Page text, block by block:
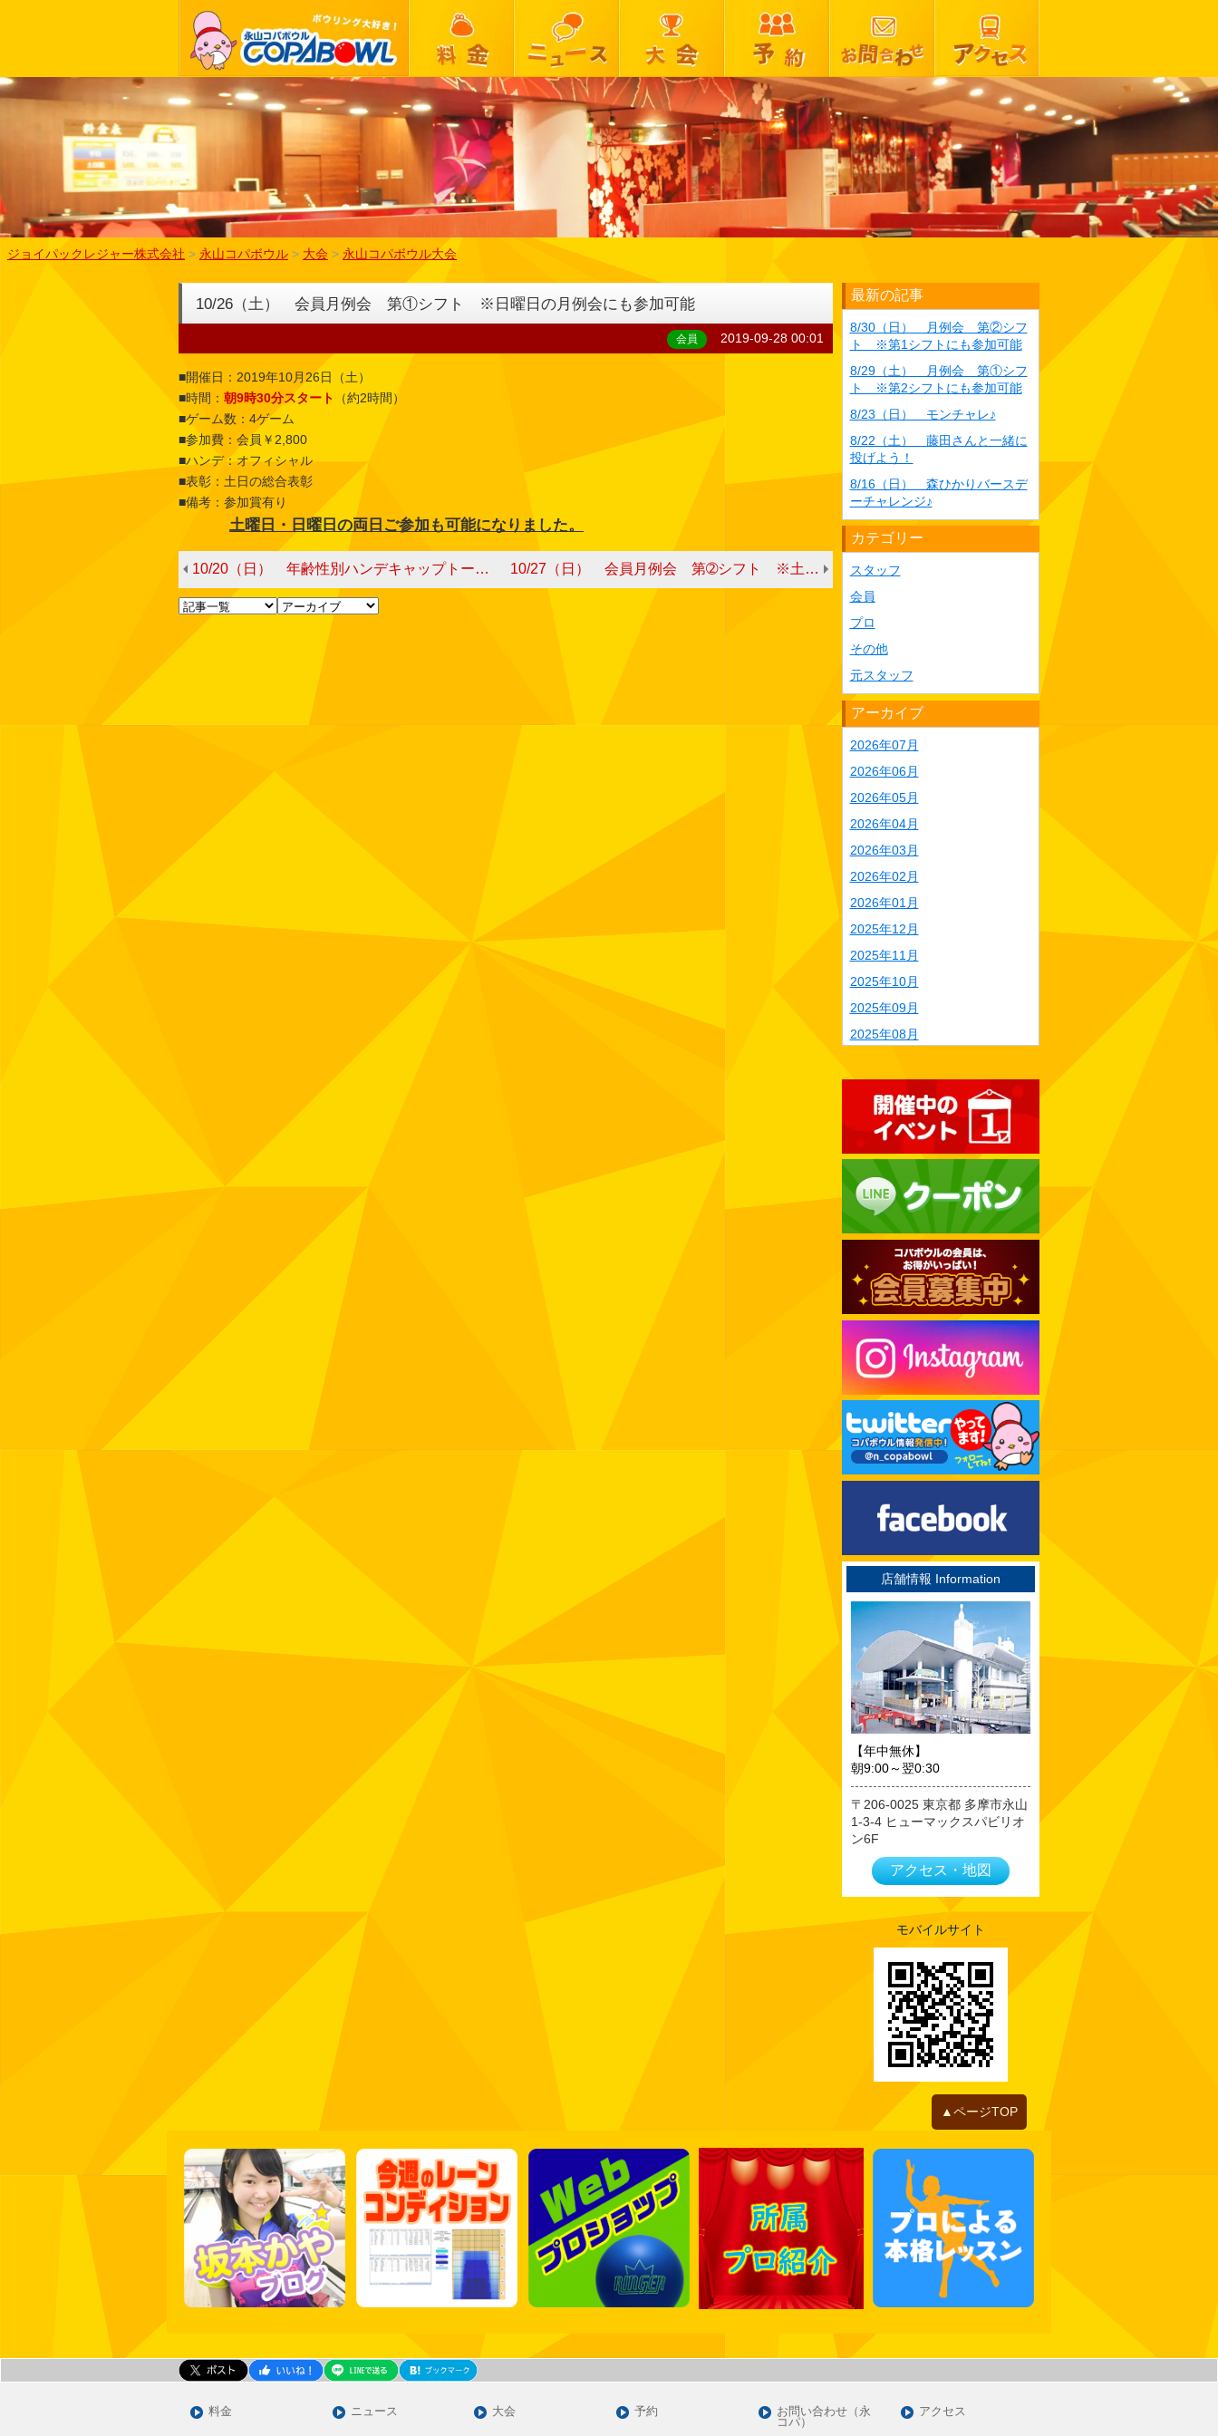
ジョイパックレジャー株式会社 > 永山コパボウル > 大会 > 永山コパボウル大会
10/26（土） 会員月例会 第①シフト ※日曜日の月例会にも参加可能
会員 2019-09-28 00:01
■開催日：2019年10月26日（土）
■時間： 朝9時30分スタート
（約2時間）
■ゲーム数：4ゲーム
■参加費：会員￥2,800
■ハンデ：オフィシャル
■表彰：土日の総合表彰
■備考：参加賞有り
土曜日・日曜日の両日ご参加も可能になりました。
10/20（日） 年齢性別ハンデキャップトーナメント 10/27（日） 会員月例会 第➁シフト ※土曜日の月例会にも参加可能
最新の記事
8/30（日） 月例会 第②シフ
ト ※第1シフトにも参加可能
8/29（土） 月例会 第①シフ
ト ※第2シフトにも参加可能
8/23（日） モンチャレ♪
8/22（土） 藤田さんと一緒に
投げよう！
8/16（日） 森ひかりバースデ
ーチャレンジ♪
カテゴリー
スタッフ
会員
プロ
その他
元スタッフ
アーカイブ
2026年07月
2026年06月
2026年05月
2026年04月
2026年03月
2026年02月
2026年01月
2025年12月
2025年11月
2025年10月
2025年09月
2025年08月
2025年05月
2025年04月
2025年03月
2025年02月
2025年01月
2024年12月
2024年11月
2024年10月
2024年09月
2024年08月
2024年07月
2024年06月
2024年05月
2024年04月
2024年03月
2024年02月
2024年01月
2023年12月
2023年11月
2023年10月
2023年09月
2023年08月
2023年07月
2023年06月
2023年05月
2023年04月
2023年02月
2023年01月
2022年12月
2022年11月
2022年10月
2022年08月
2022年07月
2022年06月
2022年05月
2022年04月
2022年01月
2021年11月
2021年10月
2021年09月
2021年07月
2021年06月
2021年05月
2021年01月
店舗情報 Information
【年中無休】
朝9:00～翌0:30
206-0025 東京都 多摩市永山
1-3-4 ヒューマックスパビリオ
ン6F
アクセス・地図
モバイルサイト
▲ページTOP
料金 ニュース 大会 予約
お問い合わせ（永
コパ）
アクセス